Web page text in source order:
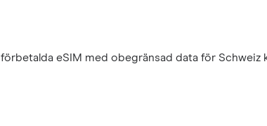
eSIM med obegränsad data för Schweiz